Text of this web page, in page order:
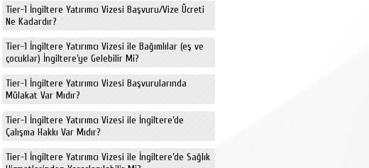
Tier-1 İngiltere Yatırımcı Vizesi Başvuru/Vize Ücreti
Ne Kadardır?
Tier-1 İngiltere Yatırımcı Vizesi ile Bağımlılar (eş ve
çocuklar) İngiltere’ye Gelebilir Mi?
Tier-1 İngiltere Yatırımcı Vizesi Başvurularında
Mülakat Var Mıdır?
Tier-1 İngiltere Yatırımcı Vizesi ile İngiltere’de
Çalışma Hakkı Var Mıdır?
Tier-1 İngiltere Yatırımcı Vizesi ile İngiltere’de Sağlık